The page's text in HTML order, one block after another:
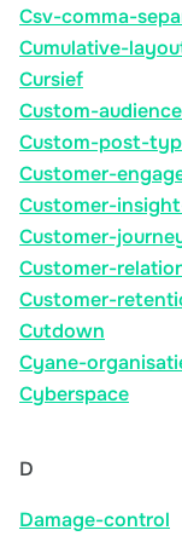
Csv-comma-
Cumulative-
Cursief
Custom-
Custom-post-
Customer-
Customer-
Customer-
Customer-
Customer-
Cutdown
Cyane-
Cyberspace
D
Damage-control